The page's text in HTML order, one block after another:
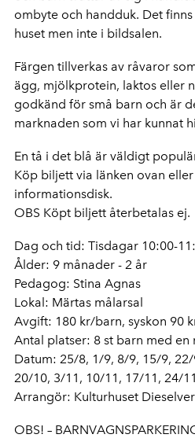
ombyte och handduk. Det
huset men inte i bildsalen.
Färgen tillverkas av råvaror
ägg, mjölkprotein, laktos eller
godkänd för små barn och är
marknaden som vi har kunnat
En tå i det blå är väldigt
Köp biljett via länken ovan
informationsdisk.
OBS Köpt biljett återbetalas ej.
Dag och tid: Tisdagar 10:00-
Ålder: 9 månader - 2 år
Pedagog: Stina Agnas
Lokal: Märtas målarsal
Avgift: 180 kr/barn, syskon 90
Antal platser: 8 st barn med en
Datum: 25/8, 1/9, 8/9, 15/9,
20/10, 3/11, 10/11, 17/11, 24/
Arrangör: Kulturhuset
OBS! –